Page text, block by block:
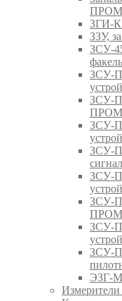
ЗГИ-
ЗЗУ,
ЗСУ-
ЗСУ-
ЗСУ-
ЗСУ-
ЗСУ-
ЗСУ-
ЗСУ-
ЗСУ-
ЗСУ-
ЭЗГ-